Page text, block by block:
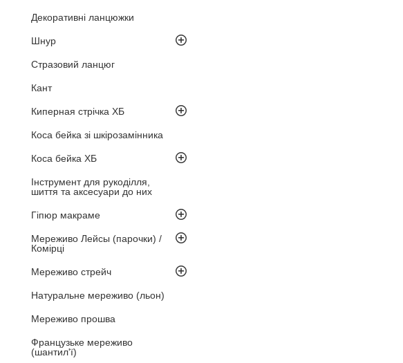
Декоративні ланцюжки
Шнур
Стразовий ланцюг
Кант
Киперная стрічка ХБ
Коса бейка зі шкірозамінника
Коса бейка ХБ
Інструмент для рукоділля,
шиття та аксесуари до них
Гіпюр макраме
Мереживо Лейсы (парочки) /
Комірці
Мереживо стрейч
Натуральне мереживо (льон)
Мереживо прошва
Французьке мереживо
(шантил'ї)